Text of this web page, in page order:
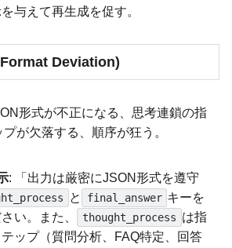
与えて再生成を促す。
Deviation)
形式が不正になる、思考連鎖の指
が欠落する、順序が狂う。
: 「出力は厳密にJSON形式を遵守
と final_answer キーを
い。また、
thought_process は指
ップ（質問分析、FAQ特定、回答